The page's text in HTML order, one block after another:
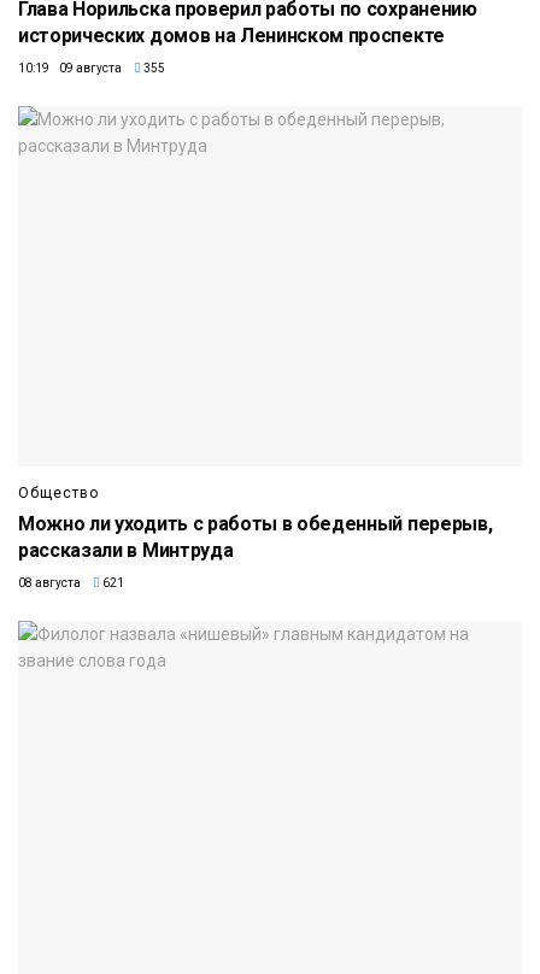
Глава Норильска проверил работы по сохранению
исторических домов на Ленинском проспекте
10:19 09 августа 355
Общество
Можно ли уходить с работы в обеденный перерыв,
рассказали в Минтруда
08 августа 621